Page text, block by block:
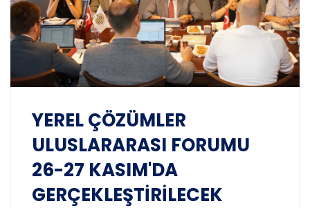
YEREL ÇÖZÜMLER
ULUSLARARASI FORUMU
26-27 KASIM'DA
GERÇEKLEŞTİRİLECEK